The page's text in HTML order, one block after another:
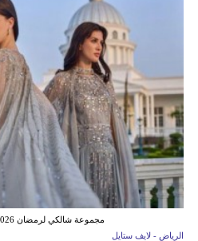
مجموعة شالكي لرمضان 2026 - الصورة من الدار
الرياض - لايف ستايل